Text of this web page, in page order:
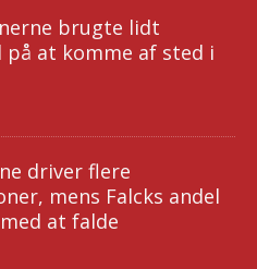
brugte lidt
at komme af sted i
driver flere
mens Falcks andel
at falde